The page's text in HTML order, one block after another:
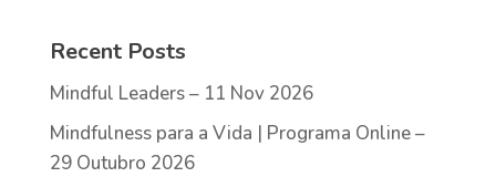
Recent Posts
Mindful Leaders – 11 Nov 2026
Mindfulness para a Vida | Programa Online –
29 Outubro 2026